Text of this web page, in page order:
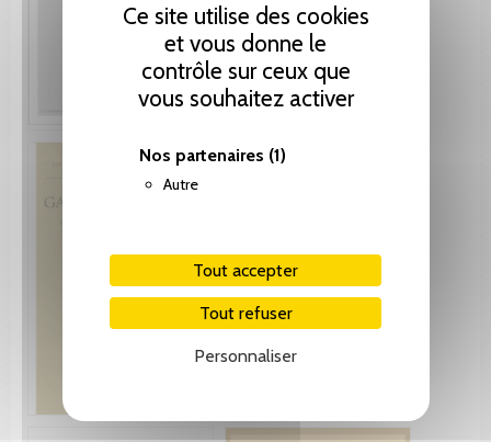
Ce site utilise des cookies
et vous donne le
contrôle sur ceux que
vous souhaitez activer
Nos partenaires (1)
Autre
Tout accepter
Tout refuser
Personnaliser